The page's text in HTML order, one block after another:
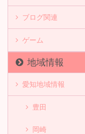
ブログ関連
ゲーム
地域情報
愛知地域情報
豊田
岡崎